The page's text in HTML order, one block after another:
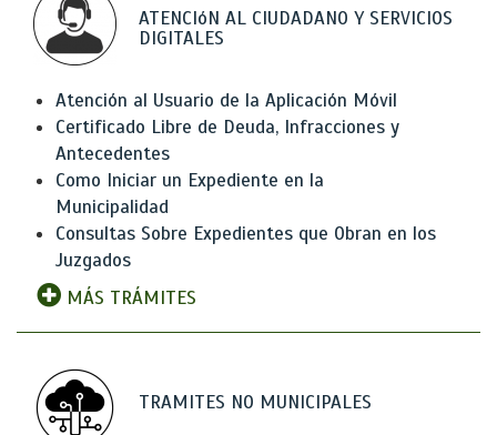
ATENCIóN AL CIUDADANO Y SERVICIOS
DIGITALES
Atención al Usuario de la Aplicación Móvil
Certificado Libre de Deuda, Infracciones y
Antecedentes
Como Iniciar un Expediente en la
Municipalidad
Consultas Sobre Expedientes que Obran en los
Juzgados
MÁS TRÁMITES
TRAMITES NO MUNICIPALES